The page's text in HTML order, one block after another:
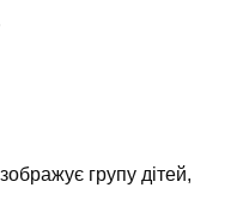
групу дітей,